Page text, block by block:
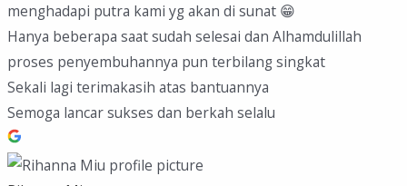
menghadapi putra kami yg akan di sunat 😁
Hanya beberapa saat sudah selesai dan Alhamdulillah
proses penyembuhannya pun terbilang singkat
Sekali lagi terimakasih atas bantuannya
Semoga lancar sukses dan berkah selalu